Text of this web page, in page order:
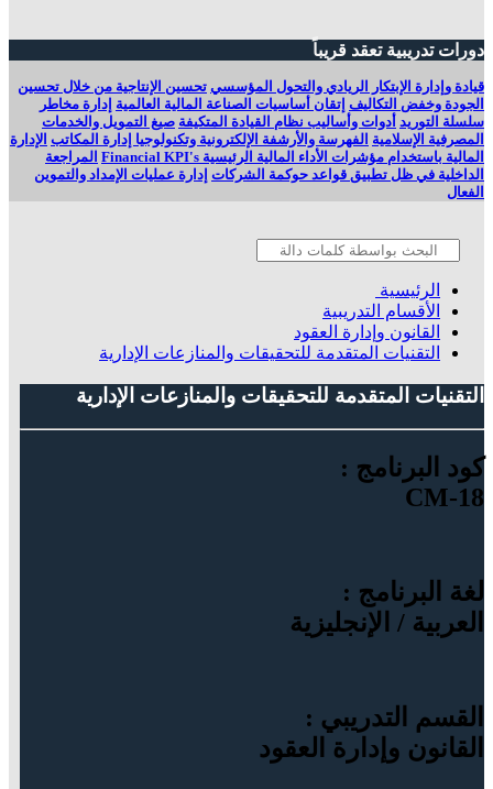
دورات تدريبية تعقد قريباً
قيادة وإدارة الإبتكار الريادي والتحول المؤسسي تحسين الإنتاجية من خلال تحسين
الجودة وخفض التكاليف إتقان أساسيات الصناعة المالية العالمية إدارة مخاطر
سلسلة التوريد أدوات وأساليب نظام القيادة المتكيفة صيغ التمويل والخدمات
المصرفية الإسلامية الفهرسة والأرشفة الإلكترونية وتكنولوجيا إدارة المكاتب الإدارة
المالية باستخدام مؤشرات الأداء المالية الرئيسية Financial KPI's
المراجعة
الداخلية في ظل تطبيق قواعد حوكمة الشركات
إدارة‭ ‬عمليات الإمداد والتموين
الفعال
الرئيسية
الأقسام التدريبية
القانون وإدارة العقود
التقنيات المتقدمة للتحقيقات والمنازعات الإدارية
التقنيات المتقدمة للتحقيقات والمنازعات الإدارية
كود البرنامج :
CM-18
لغة البرنامج :
العربية / الإنجليزية
القسم التدريبي :
القانون وإدارة العقود